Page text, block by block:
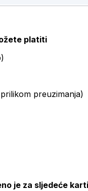
platiti
preuzimanja)
je za sljedeće